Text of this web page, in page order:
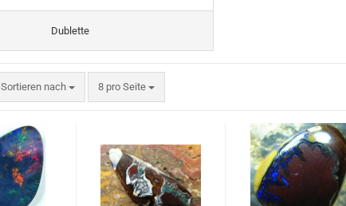
Dublette
Sortieren nach
Sortieren nach 8 pro Seite
pro Seite